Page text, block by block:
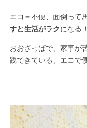
エコ＝不便、面倒って
すと生活がラクになる！
おおざっぱで、家事が
践できている、 エコで